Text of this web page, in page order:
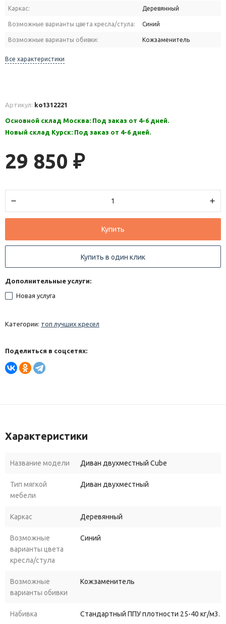
Каркас: Деревянный
Возможные варианты цвета кресла/стула: Синий
Возможные варианты обивки: Кожзаменитель
Все характеристики
Артикул: ko1312221
Основной склад Москва: Под заказ от 4-6 дней.
Новый склад Курск: Под заказ от 4-6 дней.
29 850 ₽
Купить
Купить в один клик
Дополнительные услуги:
Новая услуга
Категории: топ лучших кресел
Поделиться в соцсетях:
Характеристики
Название модели Диван двухместный Cube
Тип мягкой
мебели
Диван двухместный
Каркас Деревянный
Возможные
варианты цвета
кресла/стула
Синий
Возможные
варианты обивки
Кожзаменитель
Набивка Стандартный ППУ плотности 25-40 кг/м3.